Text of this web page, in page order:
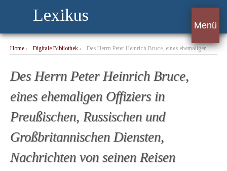
Lexikus
Menü
Home › Digitale Bibliothek ›
Des Herrn Peter Heinrich Bruce, eines ehemaligen
Des Herrn Peter Heinrich Bruce,
eines ehemaligen Offiziers in
Preußischen, Russischen und
Großbritannischen Diensten,
Nachrichten von seinen Reisen